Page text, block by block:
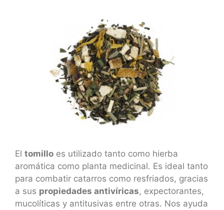
El tomillo es utilizado tanto como hierba
aromática como planta medicinal. Es ideal tanto
para combatir catarros como resfriados, gracias
a sus propiedades antivíricas, expectorantes,
mucolíticas y antitusivas entre otras. Nos ayuda